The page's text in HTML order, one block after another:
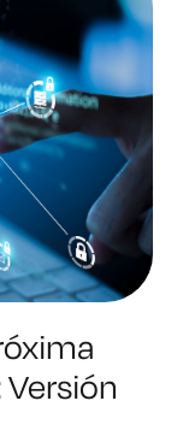
Versión